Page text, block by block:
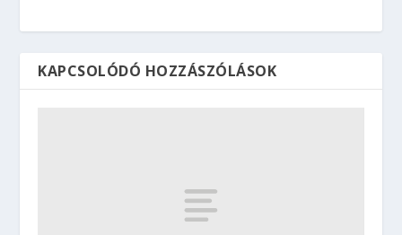
KAPCSOLÓDÓ HOZZÁSZÓLÁSOK